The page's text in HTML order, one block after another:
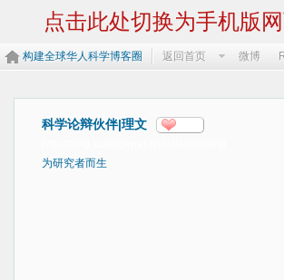
点击此处切换为手机版
构建全球华人科学博客圈 返回首页 微博
科学论辩伙伴|理文
为研究者而生